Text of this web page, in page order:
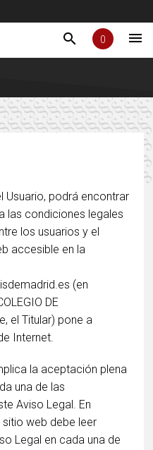
search 0 menu
Usuario, podrá encontrar
las condiciones legales
los usuarios y el
accesible en la
(en
DE
el Titular) pone a
Internet.
la aceptación plena
una de las
Aviso Legal. En
web debe leer
Legal en cada una de